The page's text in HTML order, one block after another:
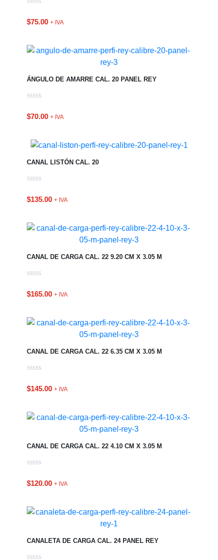
$75.00 + IVA
ÁNGULO DE AMARRE CAL. 20 PANEL REY
$70.00 + IVA
CANAL LISTÓN CAL. 20
$135.00 + IVA
CANAL DE CARGA CAL. 22 9.20 CM X 3.05 M
$165.00 + IVA
CANAL DE CARGA CAL. 22 6.35 CM X 3.05 M
$145.00 + IVA
CANAL DE CARGA CAL. 22 4.10 CM X 3.05 M
$120.00 + IVA
CANALETA DE CARGA CAL. 24 PANEL REY